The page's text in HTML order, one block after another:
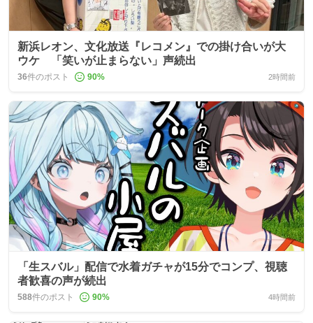
新浜レオン、文化放送『レコメン』での掛け合いが大
ウケ 「笑いが止まらない」声続出
36件のポスト 90% 2時間前
「生スバル」配信で水着ガチャが15分でコンプ、視聴
者歓喜の声が続出
588件のポスト 90% 4時間前